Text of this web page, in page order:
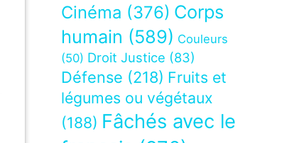
Cinéma (376) Corps
humain (589) Couleurs
(50) Droit Justice (83)
Défense (218) Fruits et
légumes ou végétaux
(188) Fâchés avec le